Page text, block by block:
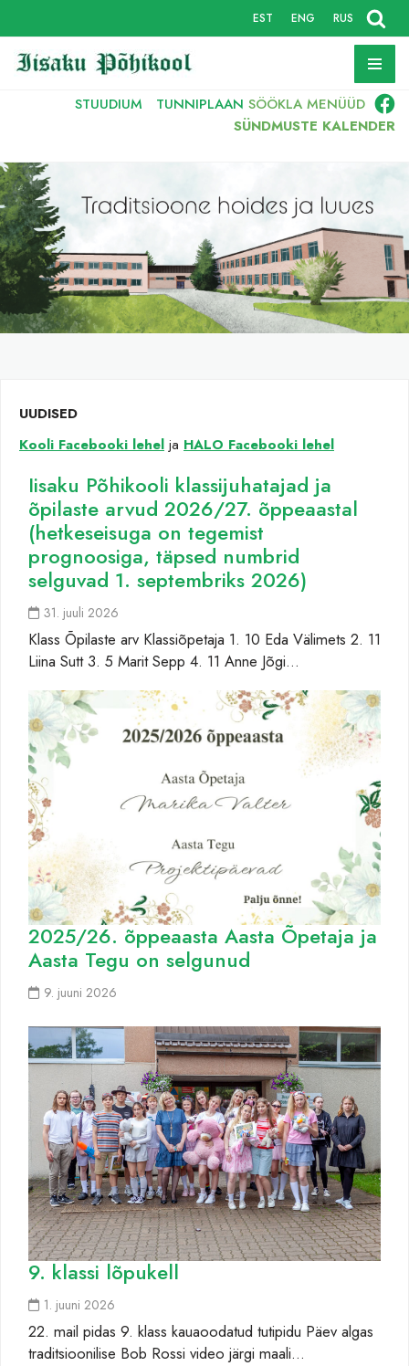
Skip
to
EST ENG RUS
STUUDIUM TUNNIPLAAN SÖÖKLA MENÜÜD
SÜNDMUSTE KALENDER
UUDISED
Kooli Facebooki lehel ja HALO Facebooki lehel
Iisaku Põhikooli klassijuhatajad ja
õpilaste arvud 2026/27. õppeaastal
(hetkeseisuga on tegemist
prognoosiga, täpsed numbrid
selguvad 1. septembriks 2026)
31. juuli 2026
Klass Õpilaste arv Klassiõpetaja 1. 10 Eda Välimets 2. 11
Liina Sutt 3. 5 Marit Sepp 4. 11 Anne Jõgi…
2025/26. õppeaasta Aasta Õpetaja ja
Aasta Tegu on selgunud
9. juuni 2026
9. klassi lõpukell
1. juuni 2026
22. mail pidas 9. klass kauaoodatud tutipidu Päev algas
traditsioonilise Bob Rossi video järgi maali…